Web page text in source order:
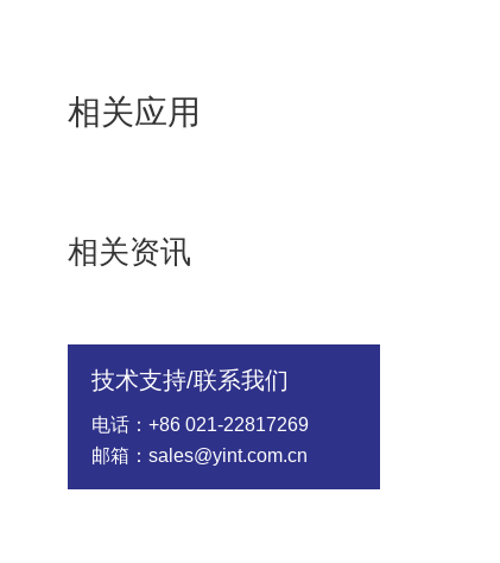
相关应用
相关资讯
技术支持/联系我们
电话：+86 021-22817269
邮箱：sales@yint.com.cn